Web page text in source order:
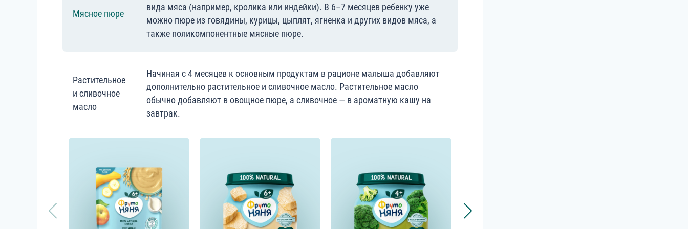
Мясное пюре
вида мяса (например, кролика или индейки). В 6–7 месяцев ребенку уже
можно пюре из говядины, курицы, цыплят, ягненка и других видов мяса, а
также поликомпонентные мясные пюре.
Растительное
и сливочное
масло
Начиная с 4 месяцев к основным продуктам в рационе малыша добавляют
дополнительно растительное и сливочное масло. Растительное масло
обычно добавляют в овощное пюре, а сливочное — в ароматную кашу на
завтрак.